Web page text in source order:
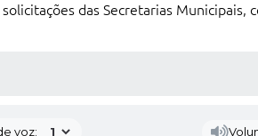
das Secretarias Municipais,
voz: